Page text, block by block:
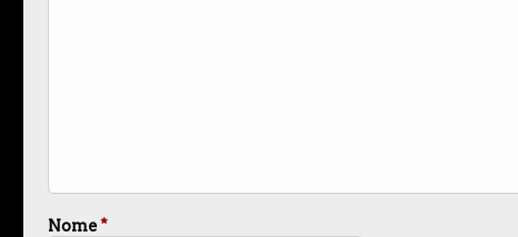
Nome*